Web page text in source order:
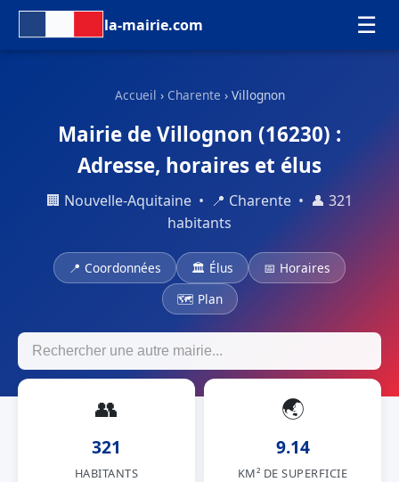
la-mairie.com ☰
Accueil › Charente › Villognon
Mairie de Villognon (16230) :
Adresse, horaires et élus
🏢 Nouvelle-Aquitaine • 📍 Charente • 👤 321
habitants
📍 Coordonnées 🏛 Élus
📅 Horaires
🗺 Plan
👥
321
HABITANTS
🌏
9.14
KM² DE SUPERFICIE